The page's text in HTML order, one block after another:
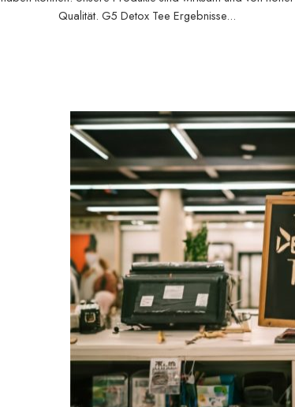
Qualität. G5 Detox Tee Ergebnisse...